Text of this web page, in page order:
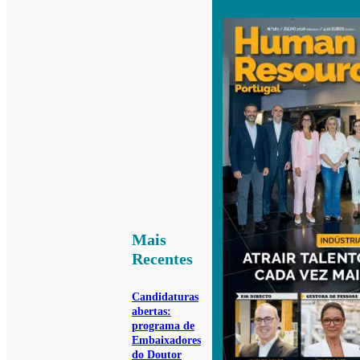
Mais
Recentes
Candidaturas
abertas:
programa de
Embaixadores
do Doutor